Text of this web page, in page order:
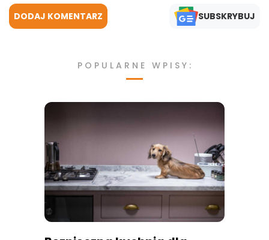
DODAJ KOMENTARZ SUBSKRYBUJ
POPULARNE WPISY: